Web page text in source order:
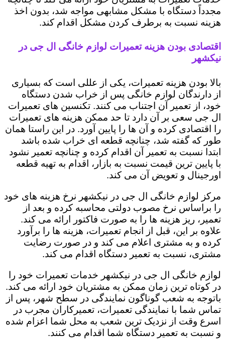
مجدداً دستگاه با مشکل مشابهی مواجه شد، بدون اخذ
هزینه نسبت به برطرف کردن مشکل اقدام کند.
اقتصادی بودن هزینه تعمیرات لوازم خانگی ال جی در
نیکشهر
بالا بودن هزینه تعمیرات، یکی از عللی است که بسیاری
از دارندگان لوازم خانگی پس از خراب شدن دستگاه
خود، از تعمیر آن اجتناب می کنند. تکنسین های تعمیرات
ال جی سعی بر آن دارد تا حد ممکن هزینه های تعمیرات
را اقتصادی کرده و آن ها را پایین آورد. در این راستا همان
طور که گفته شد، چنانچه قطعه ای خراب شده باشد
ابتدا نسبت به تعمیر آن اقدام کرده و چنانچه تعمیر نشود
با پایین ترین قیمت نسبت به بازار، اقدام به تهیه قطعه
اورجینال و تعویض آن می کند.
مرکز لوازم خانگی ال جی در نیکشهر نرخ هزینه های خود
را براساس نرخ مصوب دولتی محاسبه کرده و بعد از
تعمیر، ریز هزینه ها را به صورت فاکتور ارائه می کند.
علاوه بر این، قبل از انجام تعمیرات، هزینه ها را برآورد
کرده و به مشتری اعلام می کند و در صورت رضایت
مشتری، نسبت به تعمیر دستگاه اقدام می کند.
لوازم خانگی ال جی در نیکشهر خدمات تعمیرات خود را
در کوتاه ترین زمان ممکن به مشتریان خود ارائه می کند.
باتوجه به شعب گوناگون نمایندگی در سطح شهر، پس از
تماس شما با نمایندگی تعمیرات، تعمیرکاران مجرب در
اسرع وقت از نزدیک ترین شعب به محل شما اعزام شده
و نسبت به تعمیر دستگاه شما اقدام می کنند.